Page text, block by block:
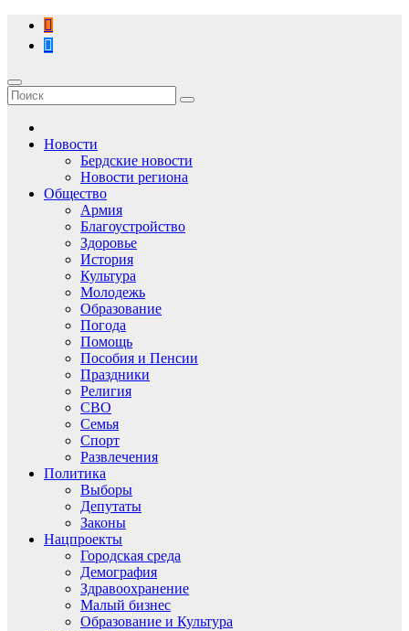
Перейти
содержимому
Новости
Бердские новости
Новости региона
Общество
Армия
Благоустройство
Здоровье
История
Культура
Молодежь
Образование
Погода
Помощь
Пособия и Пенсии
Праздники
Религия
СВО
Семья
Спорт
Развлечения
Политика
Выборы
Депутаты
Законы
Нацпроекты
Городская среда
Демография
Здравоохранение
Малый бизнес
Образование и Культура